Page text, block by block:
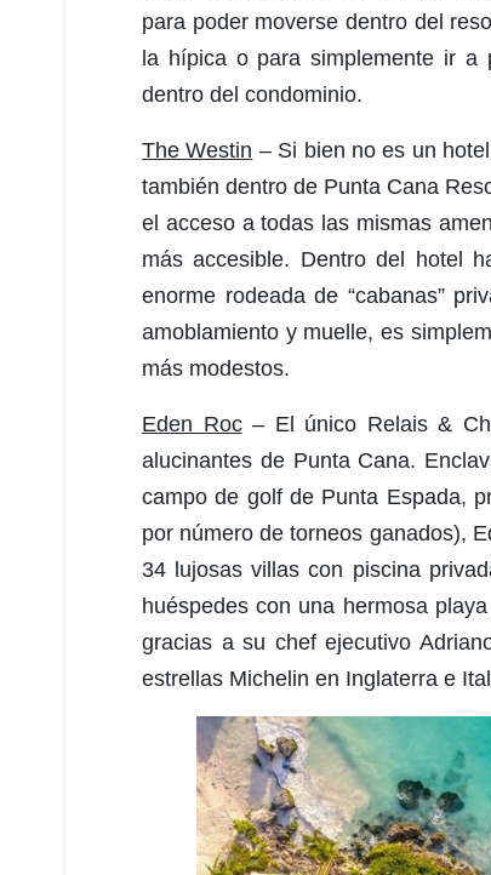
para poder moverse dentro del
la hípica o para simplemente ir a
dentro del condominio.
The Westin – Si bien no es un
también dentro de Punta Cana
el acceso a todas las mismas
más accesible. Dentro del hotel
enorme rodeada de “cabanas”
amoblamiento y muelle, es
más modestos.
Eden Roc– El único Relais &
alucinantes de Punta Cana.
campo de golf de Punta Espada,
por número de torneos ganados),
34 lujosas villas con piscina
huéspedes con una hermosa
gracias a su chef ejecutivo
estrellas Michelin en Inglaterra e